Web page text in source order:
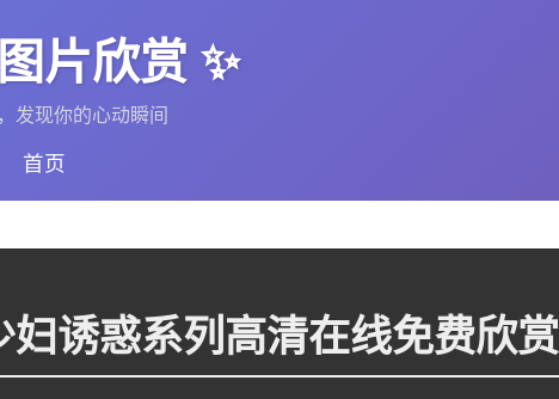
片欣赏 ✨
发现你的心动瞬间
首页
诱惑系列高清在线免费欣赏